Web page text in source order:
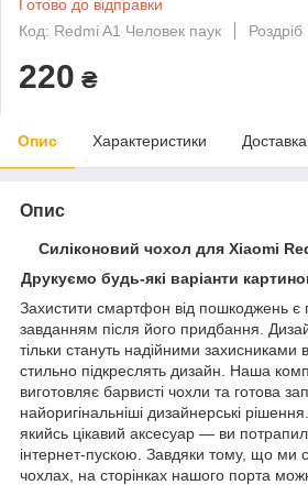
Готово до відправки
Код: Redmi A1 Человек паук
Роздріб
220 ₴
Опис Характеристики Доставка
Опис
Силіконовий чохол для Xiaomi
Друкуємо будь-які варіанти
Захистити смартфон від пошкоджень є
завданням після його придбання.
тільки стануть надійними захисниками
стильно підкреслять дизайн. Наша
виготовляє барвисті чохли та готова
найоригінальніші дизайнерські
якийсь цікавий аксесуар — ви
інтернет-пускою. Завдяки тому, що ми
чохлах, на сторінках нашого порта